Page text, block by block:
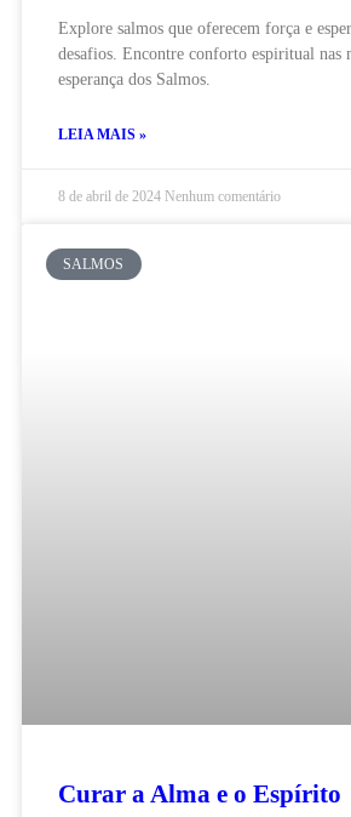
Explore salmos que oferecem força e
desafios. Encontre conforto espiritual nas
esperança dos Salmos.
LEIA MAIS »
8 de abril de 2024 Nenhum comentário
SALMOS
Curar a Alma e o Espírito